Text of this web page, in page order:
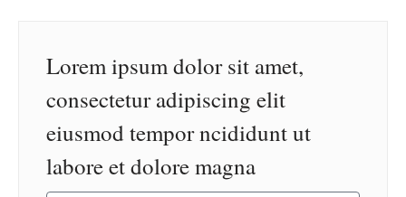
Lorem ipsum dolor sit amet,
consectetur adipiscing elit
eiusmod tempor ncididunt ut
labore et dolore magna